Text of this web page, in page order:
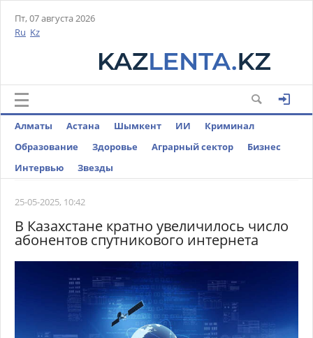
Пт, 07 августа 2026
Ru Kz
Алматы Астана Шымкент ИИ
Криминал
Образование
Здоровье Аграрный сектор
Бизнес
Интервью
Звезды
25-05-2025, 10:42
В Казахстане кратно увеличилось число
абонентов спутникового интернета